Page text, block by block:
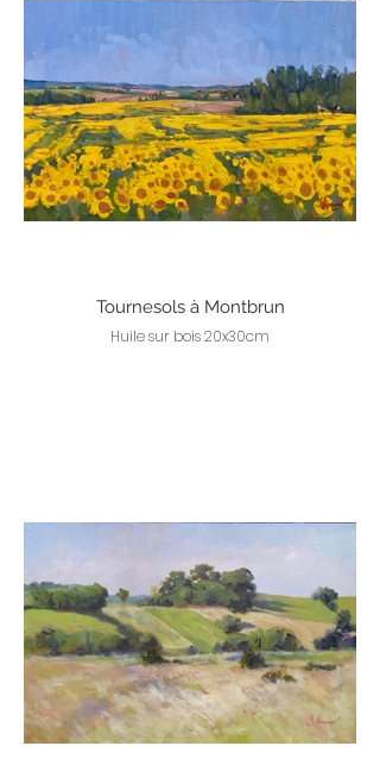
Tournesols à Montbrun
Huile sur bois 20x30cm